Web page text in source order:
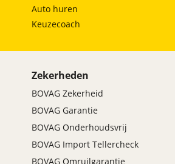
Auto huren
Keuzecoach
Zekerheden
BOVAG Zekerheid
BOVAG Garantie
BOVAG Onderhoudsvrij
BOVAG Import Tellercheck
BOVAG Omruilgarantie